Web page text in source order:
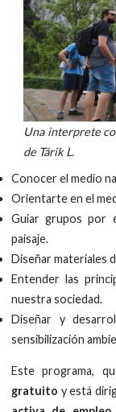
Una interprete
de Tárik L.
Conocer el medio
Orientarte en el
Guiar grupos por
paisaje.
Diseñar materiales
Entender las
nuestra sociedad.
Diseñar y
sensibilización
Este programa,
gratuito y está